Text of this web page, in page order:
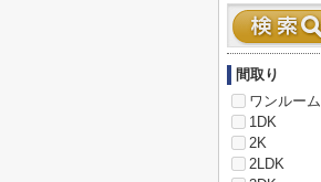
間取り
ワンルーム
1DK
2K
2LDK